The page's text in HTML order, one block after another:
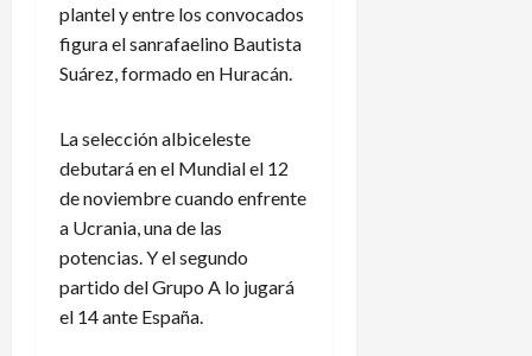
plantel y entre los convocados
figura el sanrafaelino Bautista
Suárez, formado en Huracán.
La selección albiceleste
debutará en el Mundial el 12
de noviembre cuando enfrente
a Ucrania, una de las
potencias. Y el segundo
partido del Grupo A lo jugará
el 14 ante España.